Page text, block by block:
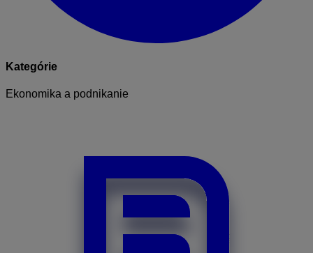
Kategórie
Ekonomika a podnikanie